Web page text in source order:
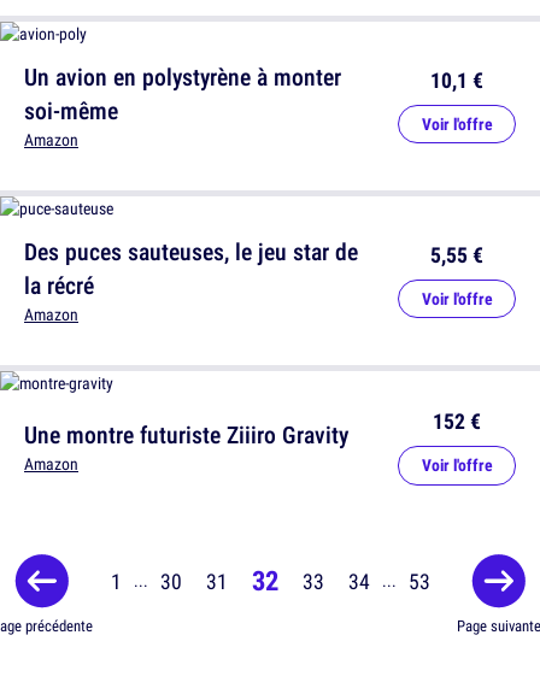
Un avion en polystyrène à monter
soi-même
Amazon
10,1 €
Voir l'offre
Une montre futuriste Ziiiro Gravity
Amazon
152 €
Voir l'offre
Des puces sauteuses, le jeu star de
la récré
Amazon
5,55 €
Voir l'offre
précédente
1 ... 30 31 32 33 34 ... 53
Page suivante